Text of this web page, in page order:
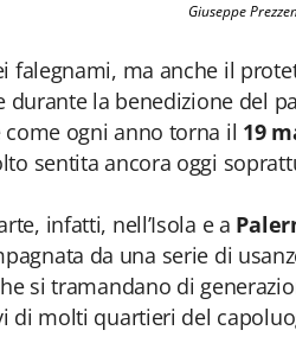
Giuseppe
falegnami, ma anche il
durante la benedizione del
come ogni anno torna il 19
sentita ancora oggi
infatti, nell’Isola e a
da una serie di
si tramandano di
di molti quartieri del